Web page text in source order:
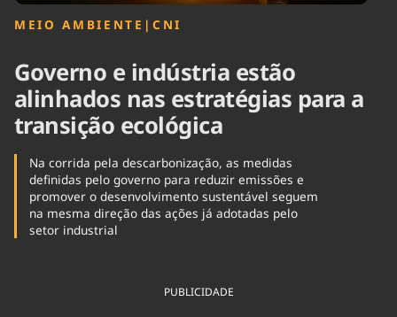
MEIO AMBIENTE |CNI
Governo e indústria estão
alinhados nas estratégias para a
transição ecológica
Na corrida pela descarbonização, as medidas
definidas pelo governo para reduzir emissões e
promover o desenvolvimento sustentável seguem
na mesma direção das ações já adotadas pelo
setor industrial
PUBLICIDADE